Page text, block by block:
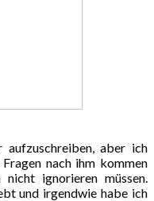
aber ich
nach ihm kommen
ignorieren müssen.
und irgendwie habe ich